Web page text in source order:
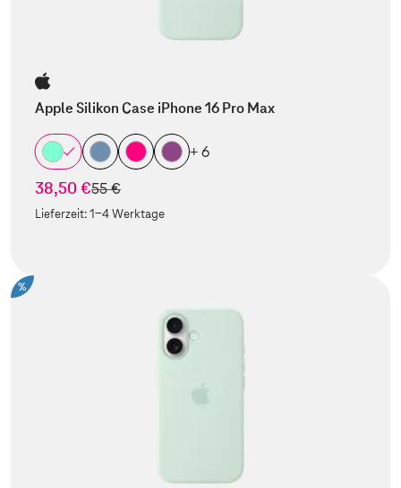
Apple Silikon Case iPhone 16 Pro Max
+ 6
38,50 €statt
55 €
Lieferzeit:1-4 Werktage
%